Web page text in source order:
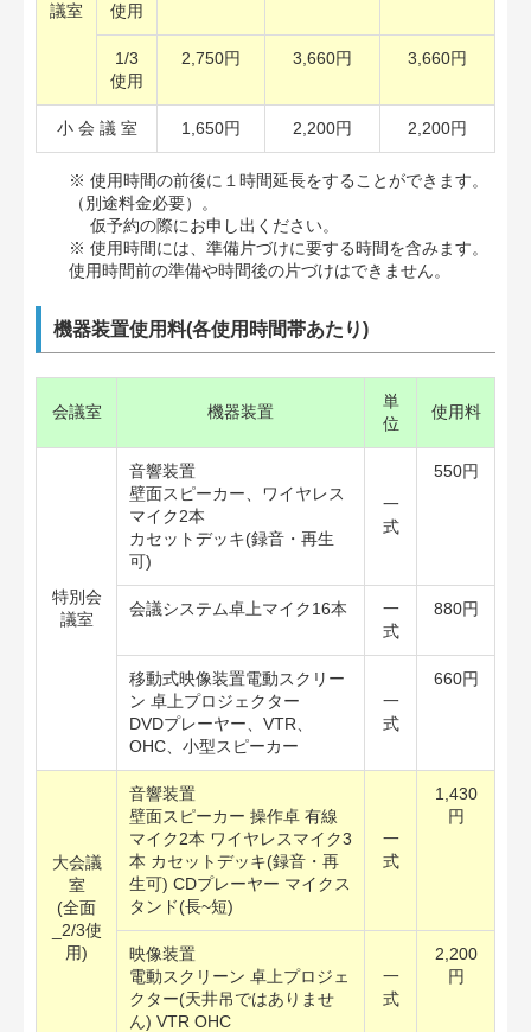
議室
使用
1/3
使用
2,750円 3,660円 3,660円
小 会 議 室 1,650円 2,200円 2,200円
※ 使用時間の前後に１時間延長をすることができます。
（別途料金必要）。
仮予約の際にお申し出ください。
※ 使用時間には、準備片づけに要する時間を含みます。
使用時間前の準備や時間後の片づけはできません。
機器装置使用料(各使用時間帯あたり)
会議室 機器装置
単
位
使用料
特別会
議室
音響装置
壁面スピーカー、ワイヤレス
マイク2本
カセットデッキ(録音・再生
可)
一
式
550円
会議システム卓上マイク16本
一
式
880円
移動式映像装置電動スクリー
ン 卓上プロジェクター
DVDプレーヤー、VTR、
OHC、小型スピーカー
一
式
660円
大会議
室
(全面
_2/3使
用)
音響装置
壁面スピーカー 操作卓 有線
マイク2本 ワイヤレスマイク3
本 カセットデッキ(録音・再
生可) CDプレーヤー マイクス
タンド(長~短)
一
式
1,430
円
映像装置
電動スクリーン 卓上プロジェ
クター(天井吊ではありませ
ん) VTR OHC
一
式
2,200
円